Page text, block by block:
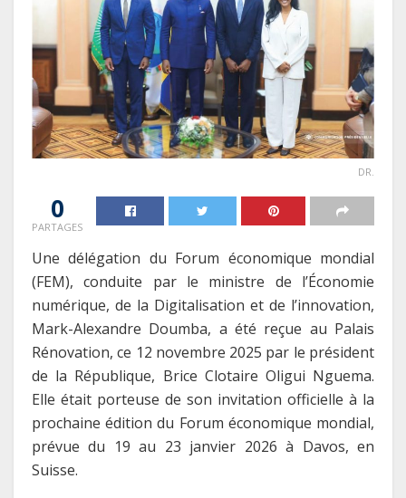
DR.
0
PARTAGES
Une délégation du Forum économique mondial
(FEM), conduite par le ministre de l’Économie
numérique, de la Digitalisation et de l’innovation,
Mark-Alexandre Doumba, a été reçue au Palais
Rénovation, ce 12 novembre 2025 par le président
de la République, Brice Clotaire Oligui Nguema.
Elle était porteuse de son invitation officielle à la
prochaine édition du Forum économique mondial,
prévue du 19 au 23 janvier 2026 à Davos, en
Suisse.